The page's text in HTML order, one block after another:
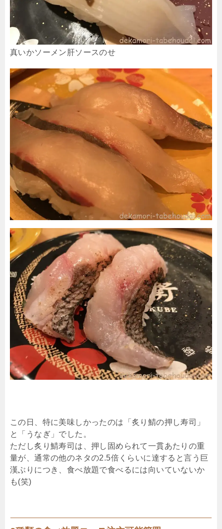
真いかソーメン肝ソースのせ
この日、特に美味しかったのは「炙り鯖の押し寿司」
と「うなぎ」でした。
ただし炙り鯖寿司は、押し固められて一貫あたりの重
量が、通常の他のネタの2.5倍くらいに達すると言う巨
漢ぶりにつき、食べ放題で食べるには向いていないか
も(笑)